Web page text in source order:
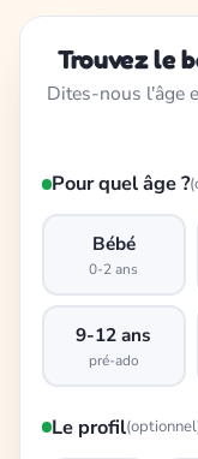
Trouvez le
Dites-nous l'âge
Pour quel âge ?
Bébé
0-2 ans
9-12 ans
pré-ado
Le profil